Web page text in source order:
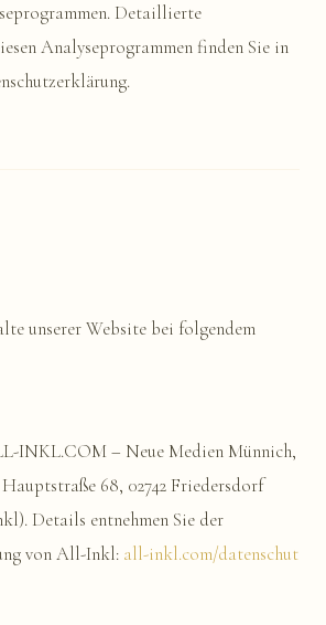
Detaillierte
Analyseprogrammen finden Sie in
unserer Website bei folgendem
INKL.COM – Neue Medien Münnich,
68, 02742 Friedersdorf
Details entnehmen Sie der
von All-Inkl: all-inkl.com/datenschut